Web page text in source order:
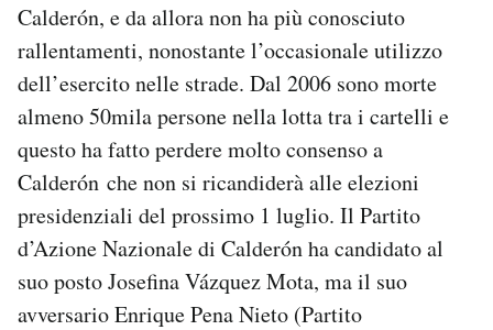
Calderón, e da allora non ha più conosciuto
rallentamenti, nonostante l’occasionale utilizzo
dell’esercito nelle strade. Dal 2006 sono morte
almeno 50mila persone nella lotta tra i cartelli e
questo ha fatto perdere molto consenso a
Calderón che non si ricandiderà alle elezioni
presidenziali del prossimo 1 luglio. Il Partito
d’Azione Nazionale di Calderón ha candidato al
suo posto Josefina Vázquez Mota, ma il suo
avversario Enrique Pena Nieto (Partito